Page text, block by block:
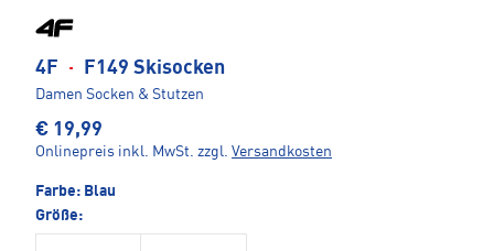
4F · F149 Skisocken
Damen Socken & Stutzen
€ 19,99
Onlinepreis inkl. MwSt. zzgl. Versandkosten
Farbe: Blau
Größe: